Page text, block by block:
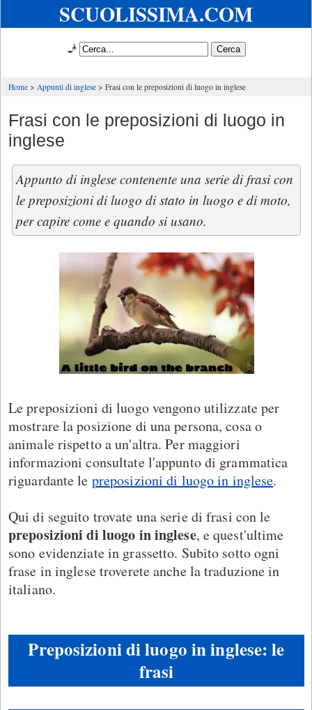
SCUOLISSIMA.COM
🧞
Home Appunti di inglese Frasi con le preposizioni di luogo in inglese
Frasi con le preposizioni di luogo in
inglese
Appunto di inglese contenente una serie di frasi con
le preposizioni di luogo di stato in luogo e di moto,
per capire come e quando si usano.
Le preposizioni di luogo vengono utilizzate per
mostrare la posizione di una persona, cosa o
animale rispetto a un'altra. Per maggiori
informazioni consultate l'appunto di grammatica
riguardante le preposizioni di luogo in inglese.
Qui di seguito trovate una serie di frasi con le
preposizioni di luogo in inglese, e quest'ultime
sono evidenziate in grassetto. Subito sotto ogni
frase in inglese troverete anche la traduzione in
italiano.
Preposizioni di luogo in inglese: le
frasi